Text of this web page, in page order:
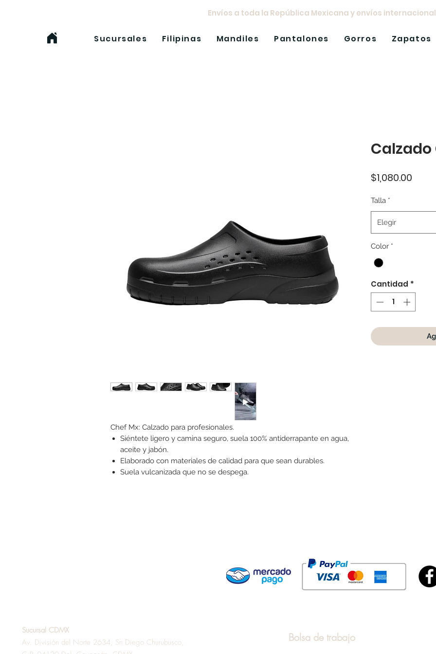
Envíos a toda la República Mexicana y envíos
Chef Mx: Calzado para profesionales.
Siéntete ligero y camina seguro, suela 100% antiderrapante en agua,
aceite y jabón.
Elaborado con materiales de calidad para que sean durables.
Suela vulcanizada que no se despega.
Calzado
$1,080.00
Talla *
Elegir
Color *
Cantidad *
Sucursales Filipinas Mandiles Pantalones Gorros Zapatos
Sucursal CDMX
Av. División del Norte 2634, Sn Diego Churubusco,
Bolsa de trabajo